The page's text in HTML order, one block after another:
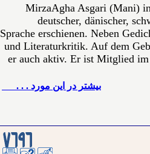
MirzaAgha Asgari (Mani)
deutscher, dänischer,
Sprache erschienen. Neben
und Literaturkritik. Auf dem
er auch aktiv. Er ist Mitglied
بيشتر در این مورد . . .